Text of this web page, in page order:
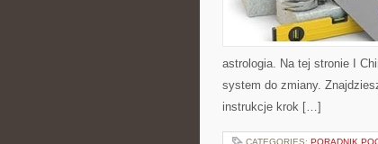
astrologia. Na tej stronie I
system do zmiany.
instrukcje krok […]
CATEGORIES: PORADNIK